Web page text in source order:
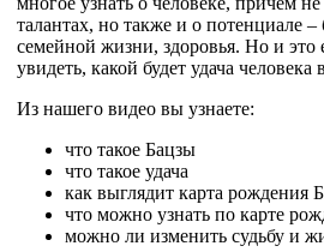
талантах, но также и о потенциале –
семейной жизни, здоровья. Но и
увидеть, какой будет удача
Из нашего видео вы узнаете:
что такое Бацзы
что такое удача
как выглядит карта рождения
что можно узнать по карте
можно ли изменить судьбу и